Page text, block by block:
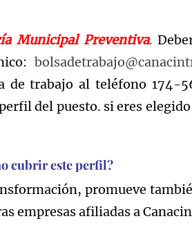
Municipal Preventiva.
de trabajo al teléfono 174-
del puesto. si eres
cubrir este perfil?
promueve
empresas afiliadas a